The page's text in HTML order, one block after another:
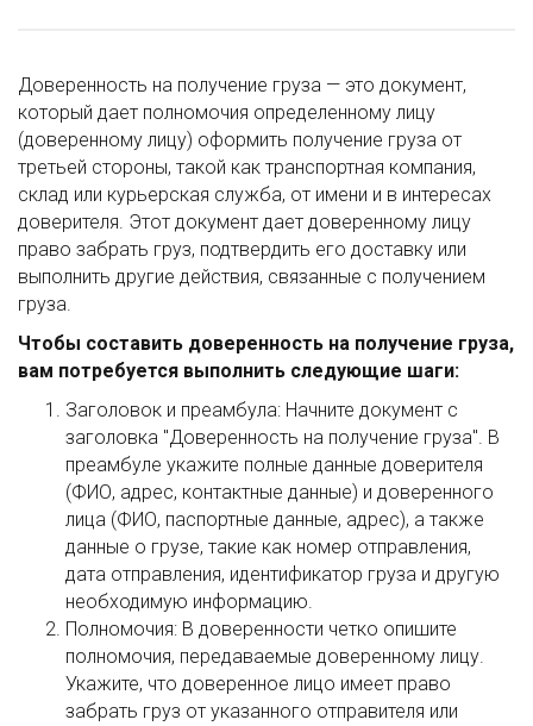
Доверенность на получение груза — это документ,
который дает полномочия определенному лицу
(доверенному лицу) оформить получение груза от
третьей стороны, такой как транспортная компания,
склад или курьерская служба, от имени и в интересах
доверителя. Этот документ дает доверенному лицу
право забрать груз, подтвердить его доставку или
выполнить другие действия, связанные с получением
груза.
Чтобы составить доверенность на получение груза,
вам потребуется выполнить следующие шаги:
Заголовок и преамбула: Начните документ с
заголовка "Доверенность на получение груза". В
преамбуле укажите полные данные доверителя
(ФИО, адрес, контактные данные) и доверенного
лица (ФИО, паспортные данные, адрес), а также
данные о грузе, такие как номер отправления,
дата отправления, идентификатор груза и другую
необходимую информацию.
Полномочия: В доверенности четко опишите
полномочия, передаваемые доверенному лицу.
Укажите, что доверенное лицо имеет право
забрать груз от указанного отправителя или